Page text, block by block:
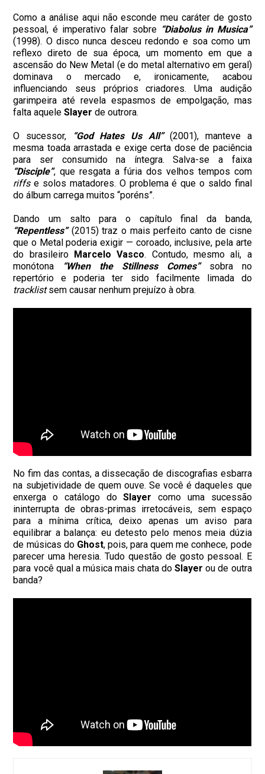
Como a análise aqui não esconde meu caráter de gosto
pessoal, é imperativo falar sobre “Diabolus in Musica”
(1998). O disco nunca desceu redondo e soa como um
reflexo direto de sua época, um momento em que a
ascensão do New Metal (e do metal alternativo em geral)
dominava o mercado e, ironicamente, acabou
influenciando seus próprios criadores. Uma audição
garimpeira até revela espasmos de empolgação, mas
falta aqueleSlayer de outrora.
O sucessor, “God Hates Us All”(2001), manteve a
mesma toada arrastada e exige certa dose de paciência
para ser consumido na íntegra. Salva-se a faixa
“Disciple”, que resgata a fúria dos velhos tempos com
riffse solos matadores. O problema é que o saldo final
do álbum carrega muitos “poréns”.
Dando um salto para o capítulo final da banda,
“Repentless”(2015) traz o mais perfeito canto de cisne
que o Metal poderia exigir — coroado, inclusive, pela arte
do brasileiro Marcelo Vasco. Contudo, mesmo ali, a
monótona
“When the Stillness Comes”sobra no
repertório e poderia ter sido facilmente limada do
tracklistsem causar nenhum prejuízo à obra.
No fim das contas, a dissecação de discografias esbarra
na subjetividade de quem ouve. Se você é daqueles que
enxerga o catálogo doSlayer como uma sucessão
ininterrupta de obras-primas irretocáveis, sem espaço
para a mínima crítica, deixo apenas um aviso para
equilibrar a balança: eu detesto pelo menos meia dúzia
de músicas do Ghost, pois, para quem me conhece, pode
parecer uma heresia. Tudo questão de gosto pessoal. E
para você qual a música mais chata doSlayer ou de outra
banda?